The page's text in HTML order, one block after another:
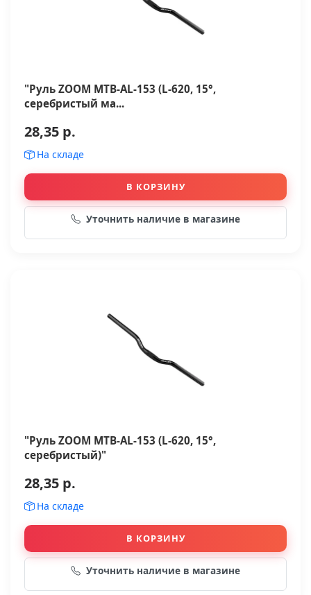
"Руль ZOOM MTB-AL-153 (L-620, 15°,
серебристый ма...
28,35 р.
На складе
В КОРЗИНУ
Уточнить наличие в магазине
"Руль ZOOM MTB-AL-153 (L-620, 15°,
серебристый)"
28,35 р.
На складе
В КОРЗИНУ
Уточнить наличие в магазине